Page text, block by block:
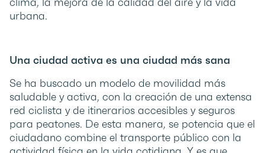
urbana.
Una ciudad activa es una ciudad más sana
Se ha buscado un modelo de movilidad más
saludable y activa, con la creación de una extensa
red ciclista y de itinerarios accesibles y seguros
para peatones. De esta manera, se potencia que el
ciudadano combine el transporte público con la